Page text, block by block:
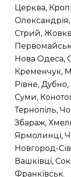
Церква,
Стрий,
Нова Одеса,
Кременчук,
Рівне, Дубно,
Суми,
Тернопіль,
Збараж,
Ярмолинці,
Новгород-
Вашківці,
Франківськ.